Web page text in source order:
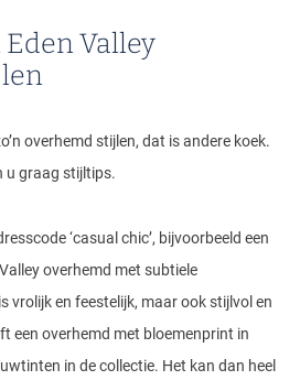
Valley
overhemd stijlen, dat is andere koek.
u graag stijltips.
‘casual chic’, bijvoorbeeld een
overhemd met subtiele
vrolijk en feestelijk, maar ook stijlvol en
een overhemd met bloemenprint in
in de collectie. Het kan dan heel